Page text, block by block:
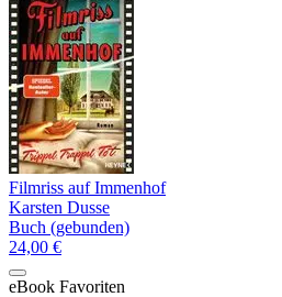
Filmriss auf Immenhof
Karsten Dusse
Buch (gebunden)
24,00 €
eBook Favoriten